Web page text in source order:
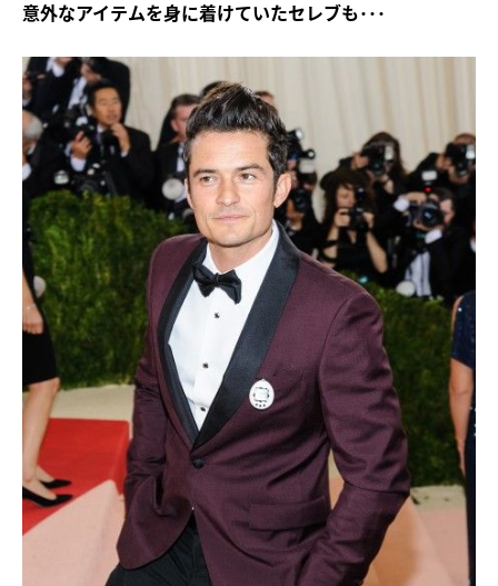
意外なアイテムを身に着けていたセレブも･･･